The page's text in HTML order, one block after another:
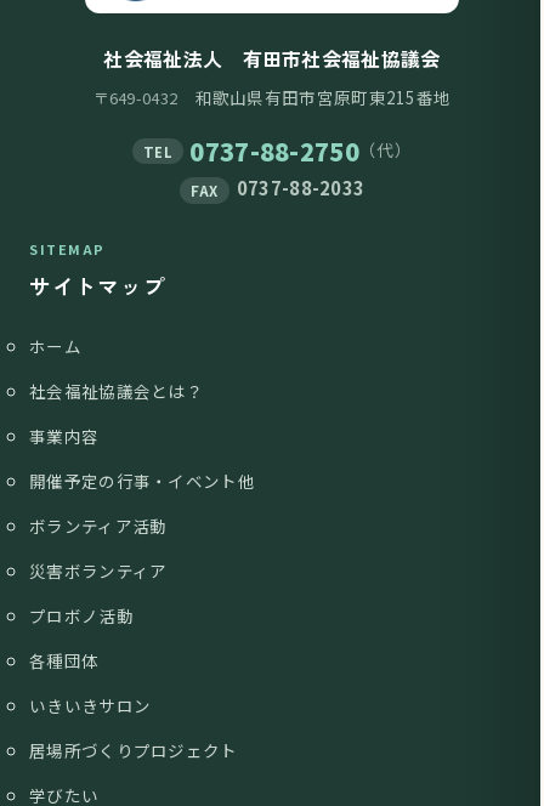
社会福祉法人 有田市社会福祉協議会
〒649-0432 和歌山県有田市宮原町東215番地
TEL 0737-88-2750（代）
FAX 0737-88-2033
SITEMAP
サイトマップ
ホーム
社会福祉協議会とは？
事業内容
開催予定の行事・イベント他
ボランティア活動
災害ボランティア
プロボノ活動
各種団体
いきいきサロン
居場所づくりプロジェクト
学びたい